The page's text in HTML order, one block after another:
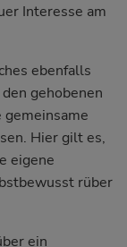
Interesse am
ebenfalls
gehobenen
Hier gilt es,
eigene
rüber
ein